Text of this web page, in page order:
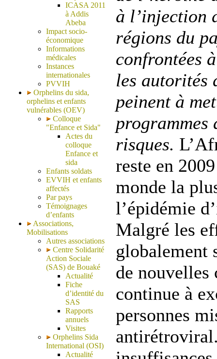
ICASA 2011
à Addis
Abeba
Impact socio-
économique
Informations
médicales
Instances
internationales
PVVIH
Orphelins du sida,
orphelins et enfants
vulnérables (OEV)
Colloque
"Enfance et Sida"
Actes du
colloque
Enfance et
sida
Enfants soldats
EVVIH et enfants
affectés
Par pays
Témoignages
d’enfants
Associations,
Mobilisations
Autres associations
Centre Solidarité
Action Sociale
(SAS) de Bouaké
Actualité
Fiche
d’identité du
SAS
Rapports
annuels
Visites
Orphelins Sida
International (OSI)
Actualité
à l’injection
régions du
confrontées
les autorités
peinent à
programmes
risques.
reste en
monde la
l’épidémie
Malgré les
globalement
de nouvelles
continue à
personnes